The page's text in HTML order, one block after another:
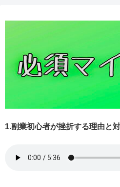
1.副業初心者が挫折する理由と